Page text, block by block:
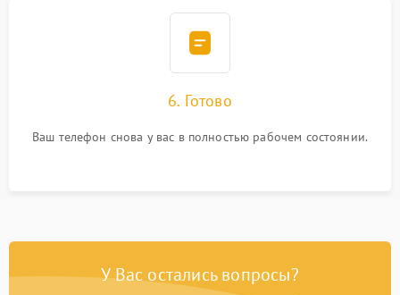
6. Готово
Ваш телефон снова у вас в полностью рабочем состоянии.
У Вас остались вопросы?